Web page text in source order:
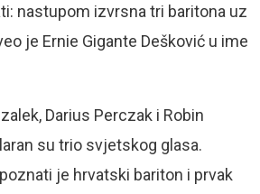
nastupom izvrsna tri baritona uz
je Ernie Gigante Dešković u ime
Darius Perczak i Robin
su trio svjetskog glasa.
je hrvatski bariton i prvak